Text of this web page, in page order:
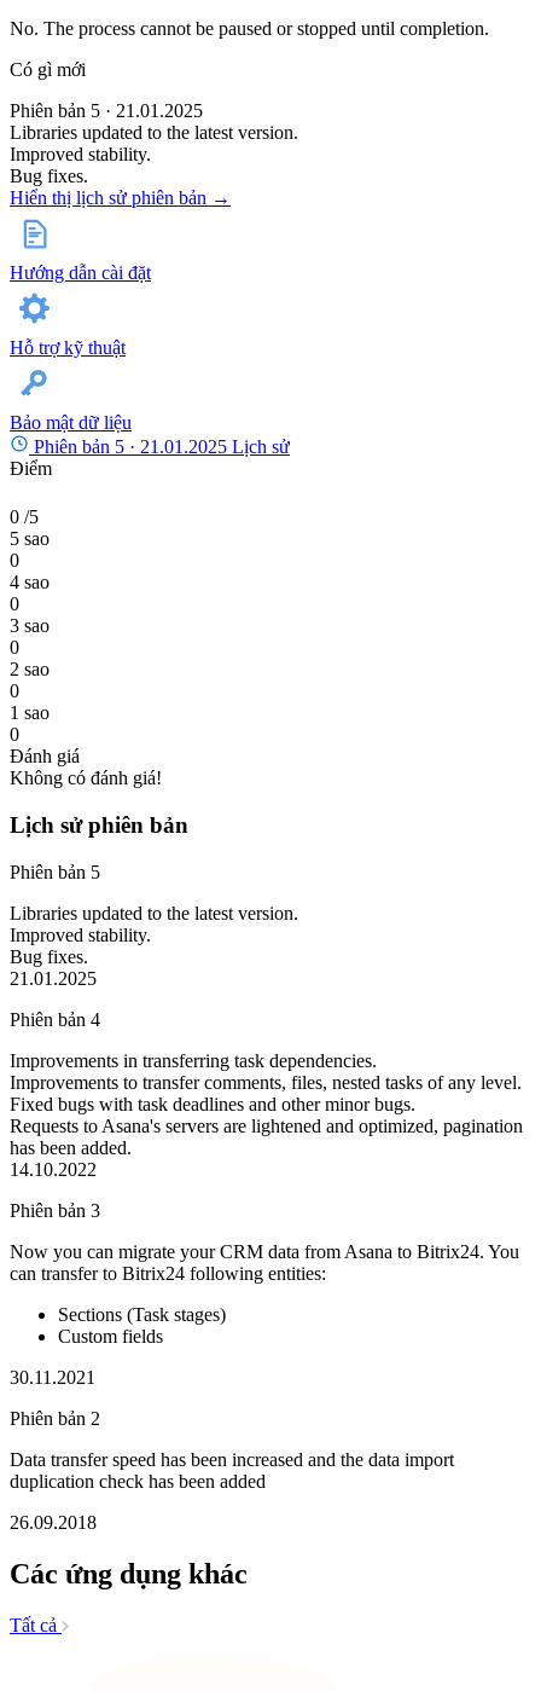
No. The process cannot be paused or stopped until completion.
Có gì mới
Phiên bản 5 · 21.01.2025
Libraries updated to the latest version.
Improved stability.
Bug fixes.
Hiển thị lịch sử phiên bản →
Hướng dẫn cài đặt
Hỗ trợ kỹ thuật
Bảo mật dữ liệu
Phiên bản 5 · 21.01.2025 Lịch sử
Điểm
0 /5
5 sao
0
4 sao
0
3 sao
0
2 sao
0
1 sao
0
Đánh giá
Không có đánh giá!
Lịch sử phiên bản
Phiên bản 5
Libraries updated to the latest version.
Improved stability.
Bug fixes.
21.01.2025
Phiên bản 4
Improvements in transferring task dependencies.
Improvements to transfer comments, files, nested tasks of any level.
Fixed bugs with task deadlines and other minor bugs.
Requests to Asana's servers are lightened and optimized, pagination
has been added.
14.10.2022
Phiên bản 3
Now you can migrate your CRM data from Asana to Bitrix24. You
can transfer to Bitrix24 following entities:
Sections (Task stages)
Custom fields
30.11.2021
Phiên bản 2
Data transfer speed has been increased and the data import
duplication check has been added
26.09.2018
Các ứng dụng khác
Tất cả